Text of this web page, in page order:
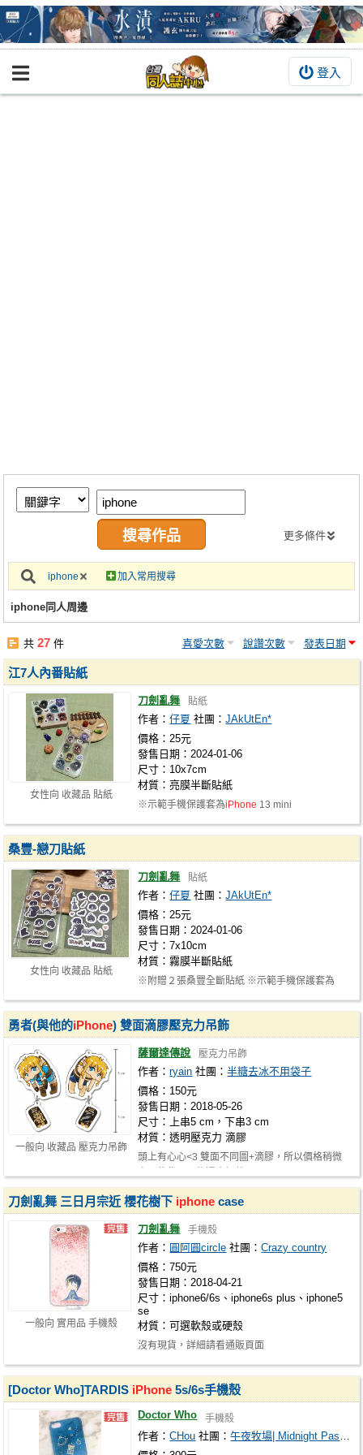
登入
BOOKY書集倉庫
繪圖藝廊
交流中心
攤位轉讓區
會員功能選單
註冊會員
更多條件
iphone 加入常用搜尋
iphone同人周邊
共27 件 喜愛次數 說讚次數 發表日期
女性向 收藏品 貼紙
江7人內番貼紙
刀劍亂舞 貼紙
作者：仔夏 社團：JAkUtEn*
價格：25元
發售日期：2024-01-06
尺寸：10x7cm
材質：亮膜半斷貼紙
※示範手機保護套為iPhone 13 mini
女性向 收藏品 貼紙
桑豐-戀刀貼紙
刀劍亂舞 貼紙
作者：仔夏 社團：JAkUtEn*
價格：25元
發售日期：2024-01-06
尺寸：7x10cm
材質：霧膜半斷貼紙
※附贈２張桑豐全斷貼紙 ※示範手機保護套為
一般向 收藏品 壓克力吊飾
勇者(與他的iPhone) 雙面滴膠壓克力吊飾
薩爾達傳說 壓克力吊飾
作者：ryain 社團：半糖去冰不用袋子
價格：150元
發售日期：2018-05-26
尺寸：上串5 cm，下串3 cm
材質：透明壓克力 滴膠
頭上有心心<3 雙面不同圖+滴膠，所以價格稍微
一般向 實用品 手機殼
刀劍亂舞 三日月宗近 櫻花樹下 iphone case
刀劍亂舞 手機殼
作者： 圓阿圓circle 社團：Crazy country
價格：750元
發售日期：2018-04-21
尺寸：iphone6/6s、iphone6s plus、iphone5
se
材質：可選軟殼或硬殼
沒有現貨，詳細請看通販頁面
[Doctor Who]TARDIS iPhone 5s/6s手機殼
Doctor Who 手機殼
作者：CHou 社團：午夜牧場| Midnight Pasture